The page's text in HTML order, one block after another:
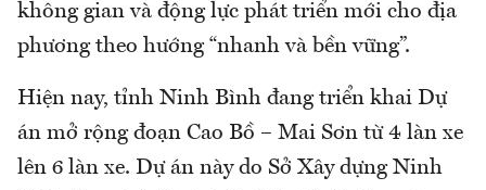
không gian và động lực phát triển mới cho địa
phương theo hướng “nhanh và bền vững”.
Hiện nay, tỉnh Ninh Bình đang triển khai Dự
án mở rộng đoạn Cao Bồ – Mai Sơn từ 4 làn xe
lên 6 làn xe. Dự án này do Sở Xây dựng Ninh